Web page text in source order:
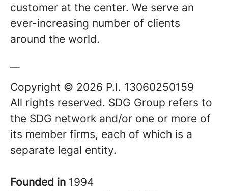
customer at the center. We serve an
ever-increasing number of clients
around the world.
Copyright © 2026 P.I. 13060250159
All rights reserved. SDG Group refers to
the SDG network and/or one or more of
its member firms, each of which is a
separate legal entity.
Founded in 1994